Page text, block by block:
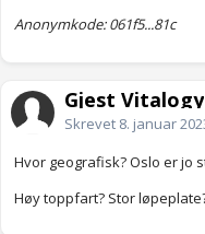
Anonymkode: 061f5...81c
Gjest Vitalogy
Skrevet 8. januar
Hvor geografisk? Oslo er jo
Høy toppfart? Stor